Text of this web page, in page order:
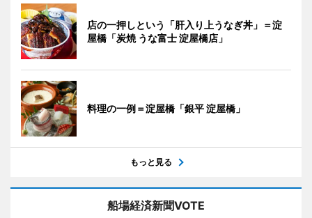
店の一押しという「肝入り上うなぎ丼」＝淀
屋橋「炭焼 うな富士 淀屋橋店」
料理の一例＝淀屋橋「銀平 淀屋橋」
もっと見る
船場経済新聞VOTE